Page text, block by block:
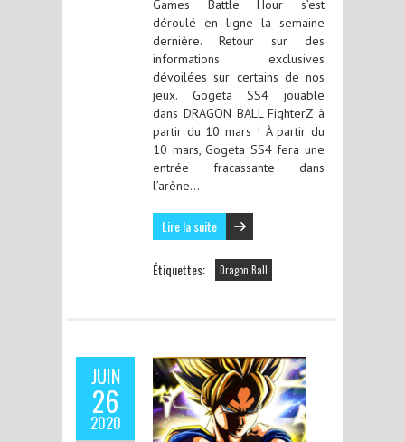
Games Battle Hour s’est
déroulé en ligne la semaine
dernière. Retour sur des
informations exclusives
dévoilées sur certains de nos
jeux. Gogeta SS4 jouable
dans DRAGON BALL FighterZ à
partir du 10 mars ! À partir du
10 mars, Gogeta SS4 fera une
entrée fracassante dans
l’arène…
Lire la suite
Étiquettes: Dragon Ball
JUIN
26
2020